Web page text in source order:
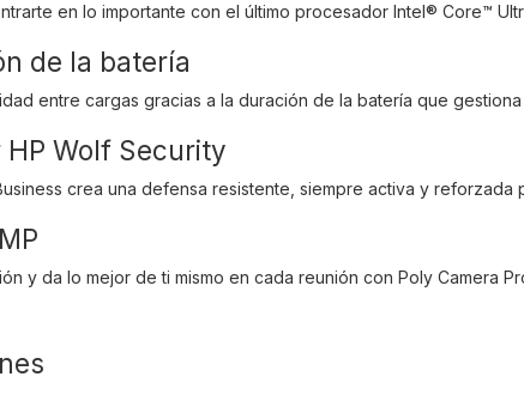
en lo importante con el último procesador Intel® Core™
de la batería
entre cargas gracias a la duración de la batería que
Wolf Security
crea una defensa resistente, siempre activa y reforzada
y da lo mejor de ti mismo en cada reunión con Poly Camera